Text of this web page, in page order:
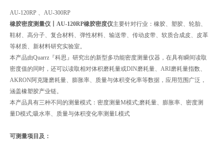
AU-120RP 、AU-300RP
橡胶密度测量仪丨AU-120RP橡胶密度仪主要针对行业：橡胶、塑胶、轮胎、
鞋材、高分子、复合材料、弹性材料、输送带、传动皮带、软质合成皮、皮革
等材质、新材料研究实验室。
本产品由Quarrz『科思』研究出的新型多功能密度测量仪器，在具有瞬间读取
密度值的同时，还可以读取相对体积磨耗量或DIN磨耗量、ARI磨耗量指数、
AKRON阿克隆磨耗量、膨胀率、质量与体积变化率等数据，应用范围广泛，
涵盖橡塑胶产业链。
本产品具有三种不同的测量模式：密度测量M模式;磨耗量、膨胀率、密度测
量D模式;吸水率、质量与体积变化率测量L模式
可测量项目及：